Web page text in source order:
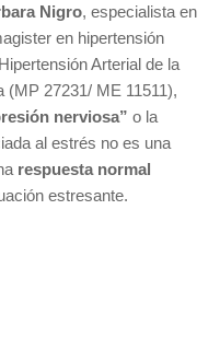
Nigro, especialista en
en hipertensión
Arterial de la
(MP 27231/ ME 11511),
nerviosa” o la
al estrés no es una
respuesta normal
estresante.